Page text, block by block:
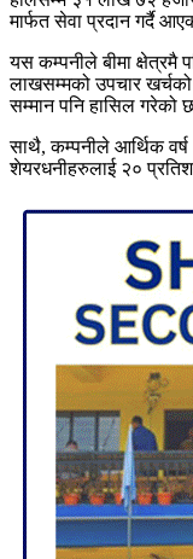
मार्फत सेवा प्रदान गर्दै
यस कम्पनीले बीमा क्षेत्रमै
लाखसम्मको उपचार खर्चको
सम्मान पनि हासिल गरेको
साथै, कम्पनीले आर्थिक वर्ष
शेयरधनीहरुलाई २०